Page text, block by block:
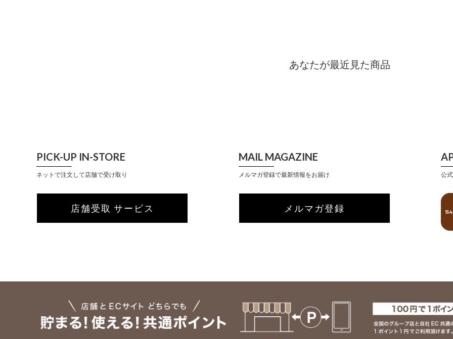
あなたが最近見た商品
PICK-UP IN-STORE
ネットで注文して店舗で受け取り
店舗受取 サービス
MAIL MAGAZINE
メルマガ登録で最新情報をお届け
メルマガ登録
公